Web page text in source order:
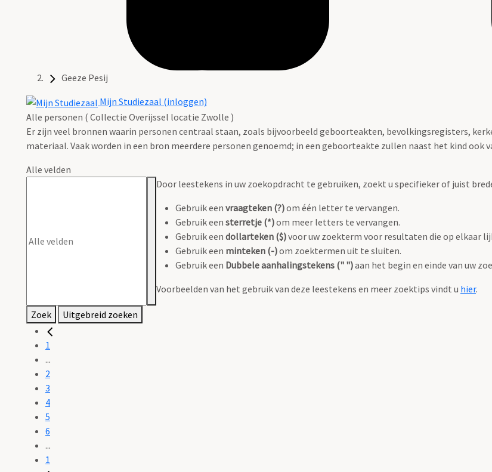
Geeze Pesij
Mijn Studiezaal (inloggen)
Alle personen ( Collectie Overijssel locatie Zwolle )
Er zijn veel bronnen waarin personen centraal staan, zoals bijvoorbeeld geboorteakten, bevolkingsregisters,
materiaal. Vaak worden in een bron meerdere personen genoemd; in een geboorteakte zullen naast het kind ook
Alle velden
Door leestekens in uw zoekopdracht te gebruiken, zoekt u specifieker of juist
Gebruik een vraagteken (?)om één letter te vervangen.
Gebruik een sterretje (*)om meer letters te vervangen.
Gebruik een dollarteken ($)voor uw zoekterm voor resultaten die op elkaar
Gebruik een minteken (-)om zoektermen uit te sluiten.
Gebruik een Dubbele aanhalingstekens (" ")aan het begin en einde van uw
Voorbeelden van het gebruik van deze leestekens en meer zoektips vindt u hier.
Zoek Uitgebreid zoeken
1
...
2
3
4
5
6
...
1